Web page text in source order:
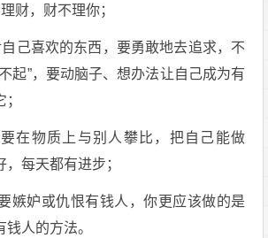
，财不理你；
喜欢的东西，要勇敢地去追求，不
起”，要动脑子、想办法让自己成为有
物质上与别人攀比，把自己能做
每天都有进步；
妒或仇恨有钱人，你更应该做的是
人的方法。